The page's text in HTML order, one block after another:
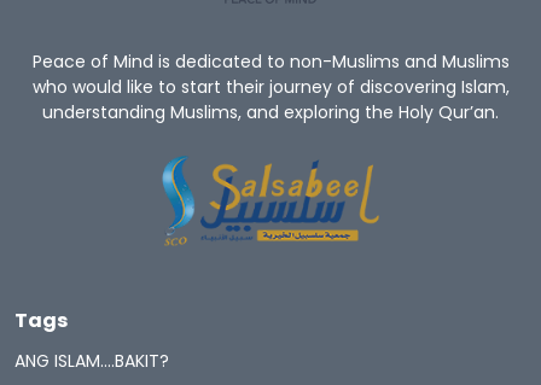
Peace of Mind is dedicated to non-Muslims and Muslims
who would like to start their journey of discovering Islam,
understanding Muslims, and exploring the Holy Qur’an.
Tags
ANG ISLAM….BAKIT?